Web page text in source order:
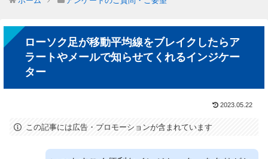
ローソク足が移動平均線をブレイクしたらア
ラートやメールで知らせてくれるインジケー
ター
2023.05.22
この記事には広告・プロモーションが含まれています